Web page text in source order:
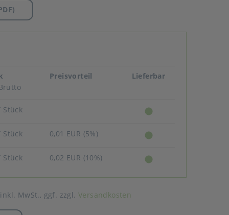
Preisvorteil Lieferbar
Stück
Stück 0,01 EUR (5%)
Stück 0,02 EUR (10%)
MwSt., ggf. zzgl. Versandkosten